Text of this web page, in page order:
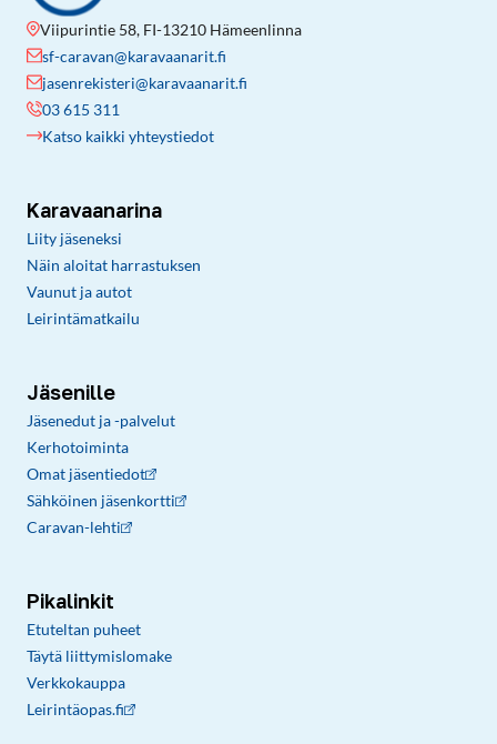
Viipurintie 58, FI-13210 Hämeenlinna
sf-caravan@karavaanarit.fi
jasenrekisteri@karavaanarit.fi
03 615 311
Katso kaikki yhteystiedot
Karavaanarina
Liity jäseneksi
Näin aloitat harrastuksen
Vaunut ja autot
Leirintämatkailu
Jäsenille
Jäsenedut ja -palvelut
Kerhotoiminta
Omat jäsentiedot
Sähköinen jäsenkortti
Caravan-lehti
Pikalinkit
Etuteltan puheet
Täytä liittymislomake
Verkkokauppa
Leirintäopas.fi